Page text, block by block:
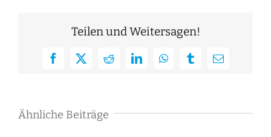
Teilen und Weitersagen!
Facebook
X RedditLinkedInWhatsAppTumblrE-
Ähnliche Beiträge